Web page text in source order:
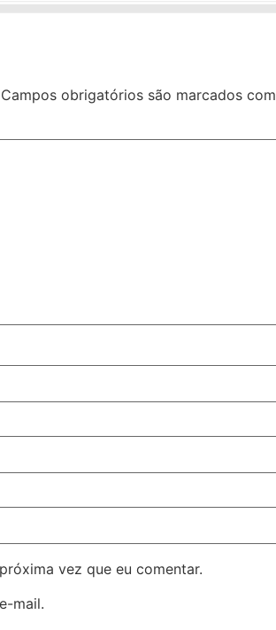
Campos obrigatórios são marcados com
vez que eu comentar.
mail.